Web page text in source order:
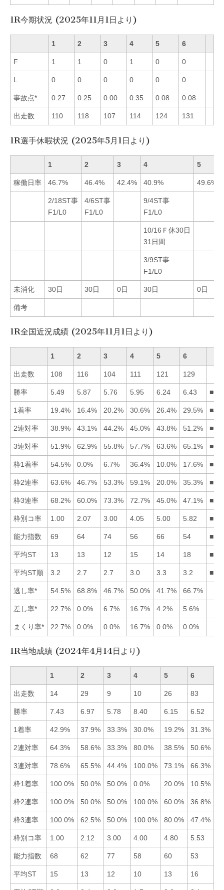
1R今期状況 (2025年11月1日より)
1 2 3 4 5 6
F 1 1 0 1 0 0
L 0 0 0 0 0 0
事故点* 0.27 0.25 0.00 0.35 0.08 0.08
出走数 110 118 107 114 124 131
1R選手休暇状況 (2025年5月1日より)
1 2 3 4 5
稼働日率 46.7% 46.4% 42.4% 40.9% 49.6%
2/18ST事
F1/L0
4/6ST事
F1/L0
9/4ST事
F1/L0
10/16Ｆ休30日
31日間
3/9ST事
F1/L0
未消化 30日 30日 0日 30日 0日
備考
1R全国近況成績 (2025年11月1日より)
1 2 3 4 5 6
出走数 108 116 104 111 121 129
勝率 5.49 5.87 5.76 5.95 6.24 6.43
1着率 19.4% 16.4% 20.2% 30.6% 26.4% 29.5%
2連対率 38.9% 43.1% 44.2% 45.0% 43.8% 51.2%
3連対率 51.9% 62.9% 55.8% 57.7% 63.6% 65.1%
枠1着率 54.5% 0.0% 6.7% 36.4% 10.0% 17.6%
枠2連率 63.6% 46.7% 53.3% 59.1% 20.0% 35.3%
枠3連率 68.2% 60.0% 73.3% 72.7% 45.0% 47.1%
枠別コ率 1.00 2.07 3.00 4.05 5.00 5.82
能力指数 69 64 74 56 66 54
平均ST 13 13 12 15 14 18
平均ST順 3.2 2.7 2.7 3.0 3.3 3.2
逃し率* 54.5% 68.8% 46.7% 50.0% 41.7% 66.7%
差し率* 22.7% 0.0% 6.7% 16.7% 4.2% 5.6%
まくり率* 22.7% 0.0% 0.0% 16.7% 0.0% 0.0%
1R当地成績 (2024年4月14日より)
1 2 3 4 5 6
出走数 14 29 9 10 26 83
勝率 7.43 6.97 5.78 8.40 6.15 6.52
1着率 42.9% 37.9% 33.3% 30.0% 19.2% 31.3%
2連対率 64.3% 58.6% 33.3% 80.0% 38.5% 50.6%
3連対率 78.6% 65.5% 44.4% 100.0% 73.1% 66.3%
枠1着率 100.0% 50.0% 50.0% 0.0% 20.0% 10.5%
枠2連率 100.0% 50.0% 50.0% 100.0% 60.0% 36.8%
枠3連率 100.0% 62.5% 50.0% 100.0% 80.0% 47.4%
枠別コ率 1.00 2.12 3.00 4.00 4.80 5.53
能力指数 68 62 77 58 60 53
平均ST 15 13 12 10 13 16